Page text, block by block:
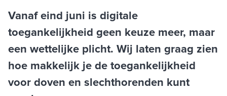
Vanaf eind juni is digitale
toegankelijkheid geen keuze meer, maar
een wettelijke plicht. Wij laten graag zien
hoe makkelijk je de toegankelijkheid
voor doven en slechthorenden kunt